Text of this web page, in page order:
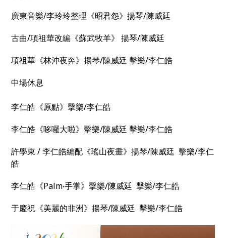
廣東音樂/李玲玲整理《昭君怨》揚琴/陳威廷
古曲/項祖華改編《蘇武牧羊》 揚琴/陳威廷
項祖華《林沖夜奔》揚琴/陳威廷 擊樂/李仁皓
中場休息
李仁皓《原點》擊樂/李仁皓
李仁皓《哆囉大啦》擊樂/陳威廷 擊樂/李仁皓
許學東 / 李仁皓編配《瑤山夜畫》揚琴/陳威廷 擊樂/李仁
皓
李仁皓《Palm‧手掌》擊樂/陳威廷 擊樂/李仁皓
于慶祝《美麗的非洲》揚琴/陳威廷 擊樂/李仁皓